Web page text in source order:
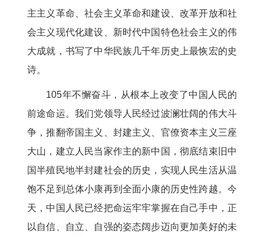
主主义革命、社会主义革命和建设、改革开放和社
会主义现代化建设、新时代中国特色社会主义的伟
大成就，书写了中华民族几千年历史上最恢宏的史
诗。
105年不懈奋斗，从根本上改变了中国人民的
前途命运。我们党领导人民经过波澜壮阔的伟大斗
争，推翻帝国主义、封建主义、官僚资本主义三座
大山，建立人民当家作主的新中国，彻底结束旧中
国半殖民地半封建社会的历史，实现人民生活从温
饱不足到总体小康再到全面小康的历史性跨越。今
天，中国人民已经把命运牢牢掌握在自己手中，正
以自信、自立、自强的姿态阔步迈向更加美好的未